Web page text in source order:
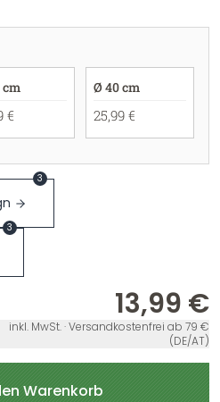
cm
€
Ø 40 cm
25,99 €
3
3
13,99 €
inkl. MwSt. · Versandkostenfrei ab 79 €
(DE/AT)
Warenkorb